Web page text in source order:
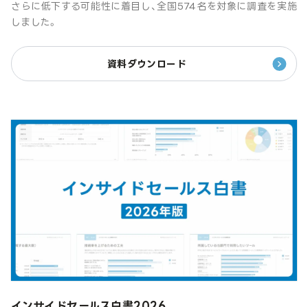
さらに低下する可能性に着目し、全国574名を対象に調査を実施
しました。
資料ダウンロード